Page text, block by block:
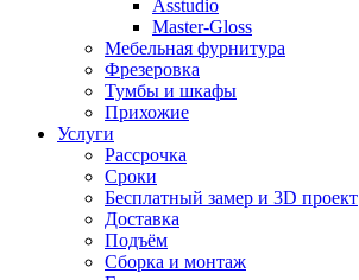
Asstudio
Master-Gloss
Мебельная фурнитура
Фрезеровка
Тумбы и шкафы
Прихожие
Услуги
Рассрочка
Сроки
Бесплатный замер и 3D проект
Доставка
Подъём
Сборка и монтаж